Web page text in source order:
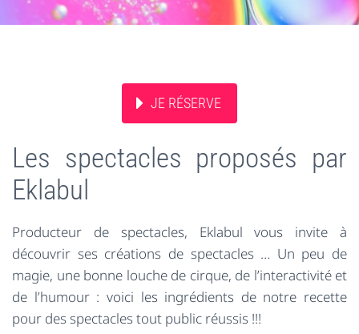
JE RÉSERVE
Les spectacles proposés par
Eklabul
Producteur de spectacles, Eklabul vous invite à
découvrir ses créations de spectacles … Un peu de
magie, une bonne louche de cirque, de l’interactivité et
de l’humour : voici les ingrédients de notre recette
pour des spectacles tout public réussis !!!